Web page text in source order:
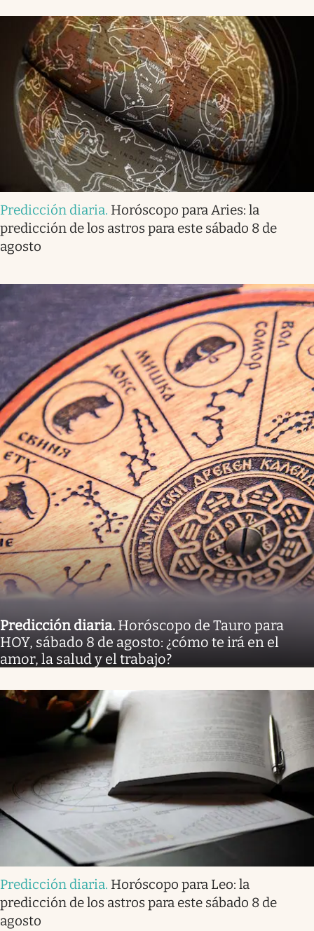
Predicción diaria. Horóscopo para Aries: la
predicción de los astros para este sábado 8 de
agosto
Predicción diaria. Horóscopo de Tauro para
HOY, sábado 8 de agosto: ¿cómo te irá en el
amor, la salud y el trabajo?
Predicción diaria. Horóscopo para Leo: la
predicción de los astros para este sábado 8 de
agosto